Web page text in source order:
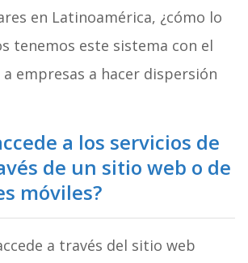
en Latinoamérica, ¿cómo lo
tenemos este sistema con el
empresas a hacer dispersión
a los servicios de
de un sitio web o de
móviles?
a través del sitio web